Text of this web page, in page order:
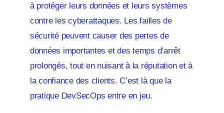
à protéger leurs données et leurs systèmes
contre les cyberattaques. Les failles de
sécurité peuvent causer des pertes de
données importantes et des temps d’arrêt
prolongés, tout en nuisant à la réputation et à
la confiance des clients. C’est là que la
pratique DevSecOps entre en jeu.